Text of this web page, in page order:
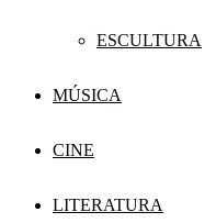
ESCULTURA
MÚSICA
CINE
LITERATURA